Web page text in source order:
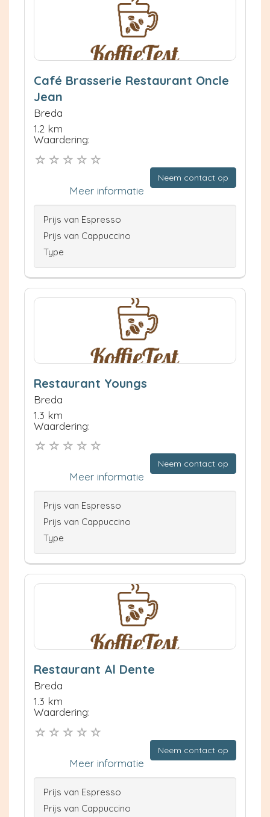
Café Brasserie Restaurant Oncle
Jean
Breda
1.2 km
Waardering:
Neem contact op
Meer informatie
Prijs van Espresso
Prijs van Cappuccino
Type
Restaurant Youngs
Breda
1.3 km
Waardering:
Neem contact op
Meer informatie
Prijs van Espresso
Prijs van Cappuccino
Type
Restaurant Al Dente
Breda
1.3 km
Waardering:
Neem contact op
Meer informatie
Prijs van Espresso
Prijs van Cappuccino